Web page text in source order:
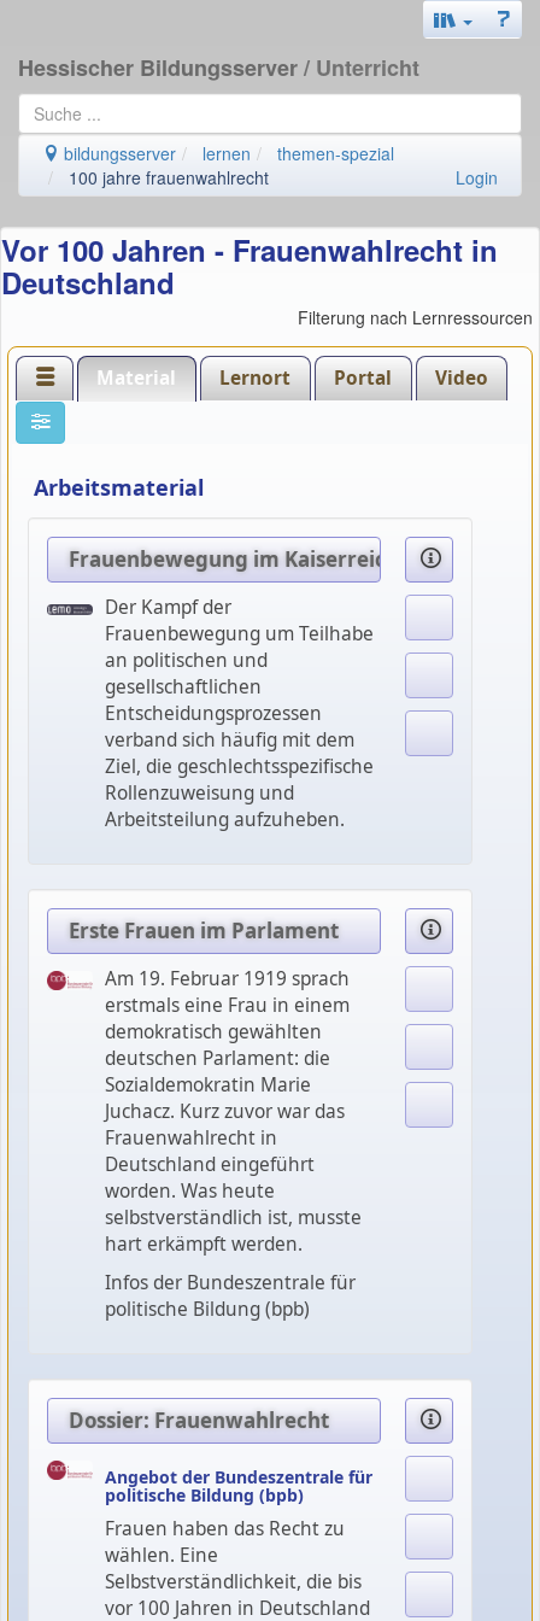
Hessischer Bildungsserver/ Unterricht
bildungsserver lernen
themen-spezial
100 jahre frauenwahlrecht
Login
Vor 100 Jahren - Frauenwahlrecht in
Deutschland
Filterung nach Lernressourcen
Material Lernort Portal Video
Arbeitsmaterial
Frauenbewegung im Kaiserreich
Der Kampf der
Frauenbewegung um Teilhabe
an politischen und
gesellschaftlichen
Entscheidungsprozessen
verband sich häufig mit dem
Ziel, die geschlechtsspezifische
Rollenzuweisung und
Arbeitsteilung aufzuheben.
Erste Frauen im Parlament
Am 19. Februar 1919 sprach
erstmals eine Frau in einem
demokratisch gewählten
deutschen Parlament: die
Sozialdemokratin Marie
Juchacz. Kurz zuvor war das
Frauenwahlrecht in
Deutschland eingeführt
worden. Was heute
selbstverständlich ist, musste
hart erkämpft werden.
Infos der Bundeszentrale für
politische Bildung (bpb)
Dossier: Frauenwahlrecht
Angebot der Bundeszentrale für
politische Bildung (bpb)
Frauen haben das Recht zu
wählen. Eine
Selbstverständlichkeit, die bis
vor 100 Jahren in Deutschland